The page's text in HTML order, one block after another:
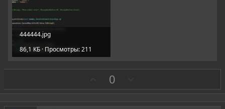
444444.jpg
86,1 КБ · Просмотры: 211
а
0
р
о